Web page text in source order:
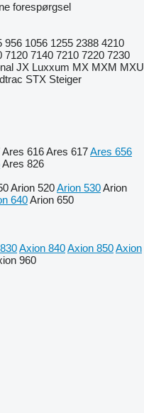
forespørgsel
956 1056 1255 2388 4210
7120 7140 7210 7220 7230
JX Luxxum MX MXM MXU
STX Steiger
Ares 616Ares 617Ares 656
Ares 826
Arion 520Arion 530Arion
640Arion 650
Axion 840Axion 850Axion
960